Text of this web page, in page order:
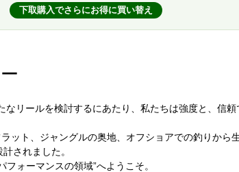
下取購入でさらにお得に買い替え
なリールを検討するにあたり、私たちは強度と、信
ット、ジャングルの奥地、オフショアでの釣りか
されました。
ォーマンスの領域”へようこそ。